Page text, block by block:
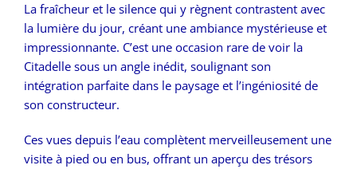
La fraîcheur et le silence qui y règnent contrastent avec
la lumière du jour, créant une ambiance mystérieuse et
impressionnante. C’est une occasion rare de voir la
Citadelle sous un angle inédit, soulignant son
intégration parfaite dans le paysage et l’ingéniosité de
son constructeur.
Ces vues depuis l’eau complètent merveilleusement une
visite à pied ou en bus, offrant un aperçu des trésors